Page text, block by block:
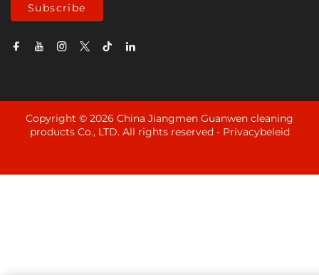
Subscribe
Copyright © 2026 China Jiangmen Guanwen cleaning
products Co., LTD. All rights reserved - Privacybeleid